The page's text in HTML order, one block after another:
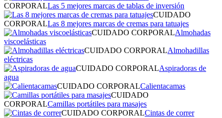
CORPORALLas 5 mejores marcas de tablas de inversión
CUIDADO
CORPORALLas 8 mejores marcas de cremas para tatuajes
CUIDADO CORPORALAlmohadas
viscoelásticas
CUIDADO CORPORALAlmohadillas
eléctricas
CUIDADO CORPORALAspiradoras de
agua
CUIDADO CORPORALCalientacamas
CUIDADO
CORPORALCamillas portátiles para masajes
CUIDADO CORPORALCintas de correr